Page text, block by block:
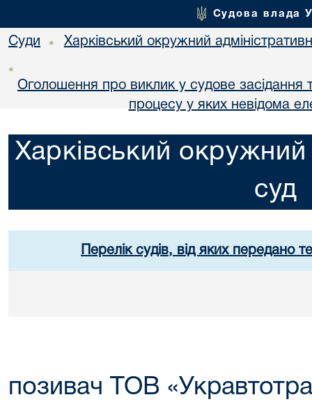
Судова влада
Суди • Харківський окружний
•
Оголошення про виклик у судове засідання
процесу у яких невідома
Харківський окружний
суд
Перелік судів, від яких передано
позивач ТОВ